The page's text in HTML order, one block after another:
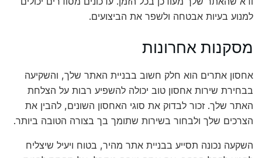
למנוע בעיות אבטחה ולשפר את הביצועים.
מסקנות אחרונות
אחסון אתרים הוא חלק חשוב בבניית האתר שלך, והשקיעה
בבחירת שירות אחסון טוב יכולה להשפיע רבות על הצלחת
האתר שלך. זכור לבדוק את סוגי האחסון השונים, להבין את
הצרכים שלך ולבחור בשירות שתומך בך בצורה הטובה ביותר.
השקעה נכונה תסייע בבניית אתר מהיר, בטוח ויעיל שיצליח